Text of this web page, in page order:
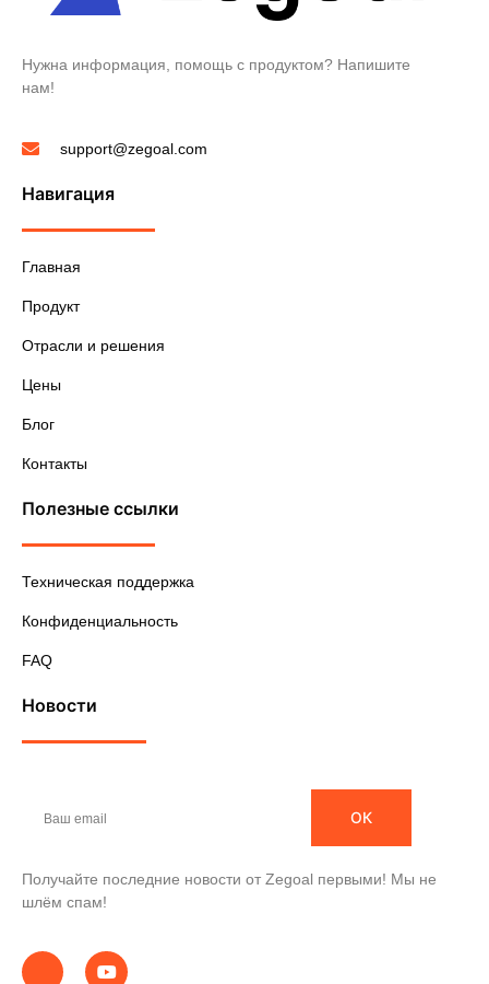
Нужна информация, помощь с продуктом? Напишите
нам!
support@zegoal.com
Навигация
Главная
Продукт
Отрасли и решения
Цены
Блог
Контакты
Полезные ссылки
Техническая поддержка
Конфиденциальность
FAQ
Новости
ОК
Получайте последние новости от Zegoal первыми! Мы не
шлём спам!